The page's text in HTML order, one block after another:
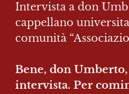
Intervista a don
cappellano
comunità
Bene, don
intervista. Per